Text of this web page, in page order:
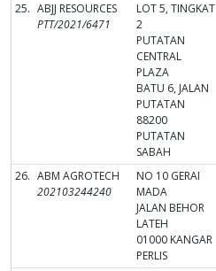
25. ABJJ RESOURCES
PTT/2021/6471
LOT 5, TINGKAT
2
PUTATAN
CENTRAL
PLAZA
BATU 6, JALAN
PUTATAN
88200
PUTATAN
SABAH
26. ABM AGROTECH
202103244240
NO 10 GERAI
MADA
JALAN BEHOR
LATEH
01000 KANGAR
PERLIS